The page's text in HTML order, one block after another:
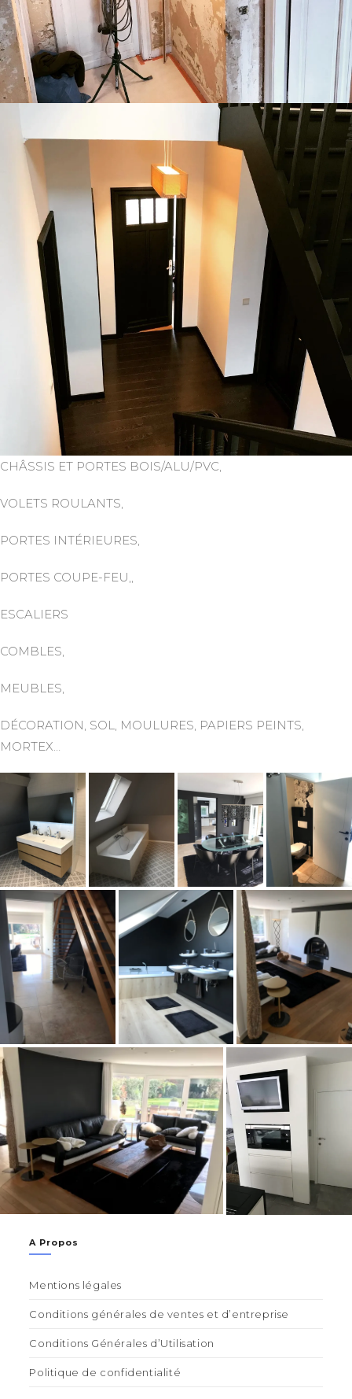
CHÂSSIS ET PORTES BOIS/ALU/PVC,
VOLETS ROULANTS,
PORTES INTÉRIEURES,
PORTES COUPE-FEU,,
ESCALIERS
COMBLES,
MEUBLES,
DÉCORATION, SOL, MOULURES, PAPIERS PEINTS,
MORTEX…
A Propos
Mentions légales
Conditions générales de ventes et d’entreprise
Conditions Générales d’Utilisation
Politique de confidentialité